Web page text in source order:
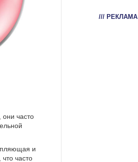
они часто
и
часто
/// РЕКЛАМА